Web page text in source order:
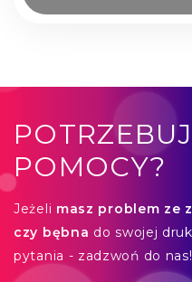
POMOCY?
Jeżeli masz problem ze
czy bębna do swojej
pytania - zadzwoń do nas!